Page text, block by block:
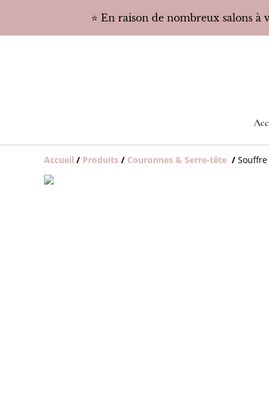
⭐️ En raison de nombreux salons
Accueil / Produits / Couronnes & Serre-tête /